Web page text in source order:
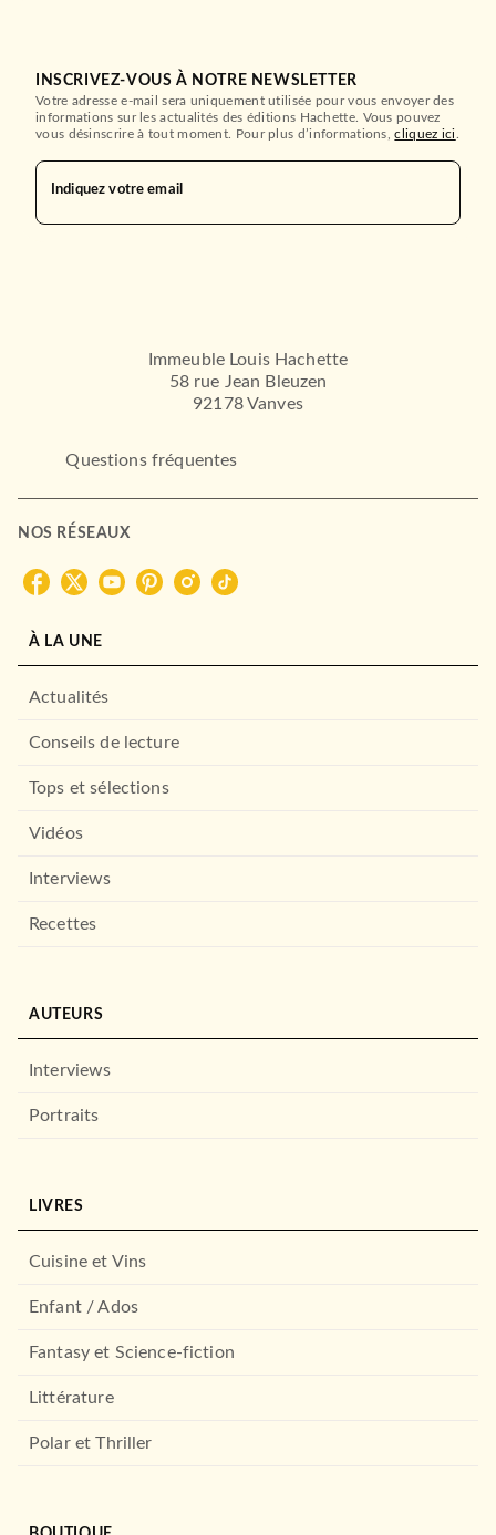
INSCRIVEZ-VOUS À NOTRE NEWSLETTER
Votre adresse e-mail sera uniquement utilisée pour vous envoyer des
informations sur les actualités des éditions Hachette. Vous pouvez
vous désinscrire à tout moment. Pour plus d’informations,cliquez ici.
Indiquez votre email
Immeuble Louis Hachette
58 rue Jean Bleuzen
92178 Vanves
Questions fréquentes
NOS RÉSEAUX
À LA UNE
Actualités
Conseils de lecture
Tops et sélections
Vidéos
Interviews
Recettes
AUTEURS
Interviews
Portraits
LIVRES
Cuisine et Vins
Enfant / Ados
Fantasy et Science-fiction
Littérature
Polar et Thriller